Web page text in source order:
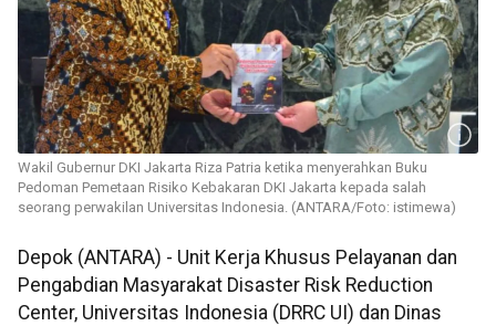
Wakil Gubernur DKI Jakarta Riza Patria ketika menyerahkan Buku
Pedoman Pemetaan Risiko Kebakaran DKI Jakarta kepada salah
seorang perwakilan Universitas Indonesia. (ANTARA/Foto: istimewa)
Depok (ANTARA) - Unit Kerja Khusus Pelayanan dan
Pengabdian Masyarakat Disaster Risk Reduction
Center, Universitas Indonesia (DRRC UI) dan Dinas